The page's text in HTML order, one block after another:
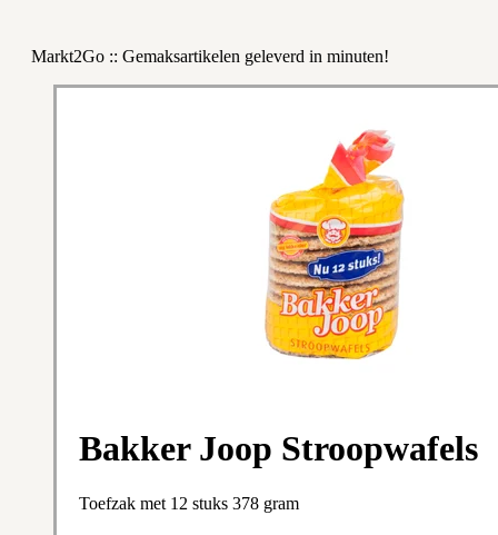
Markt2Go :: Gemaksartikelen geleverd in minuten!
Bakker Joop Stroopwafels
Toefzak met 12 stuks 378 gram